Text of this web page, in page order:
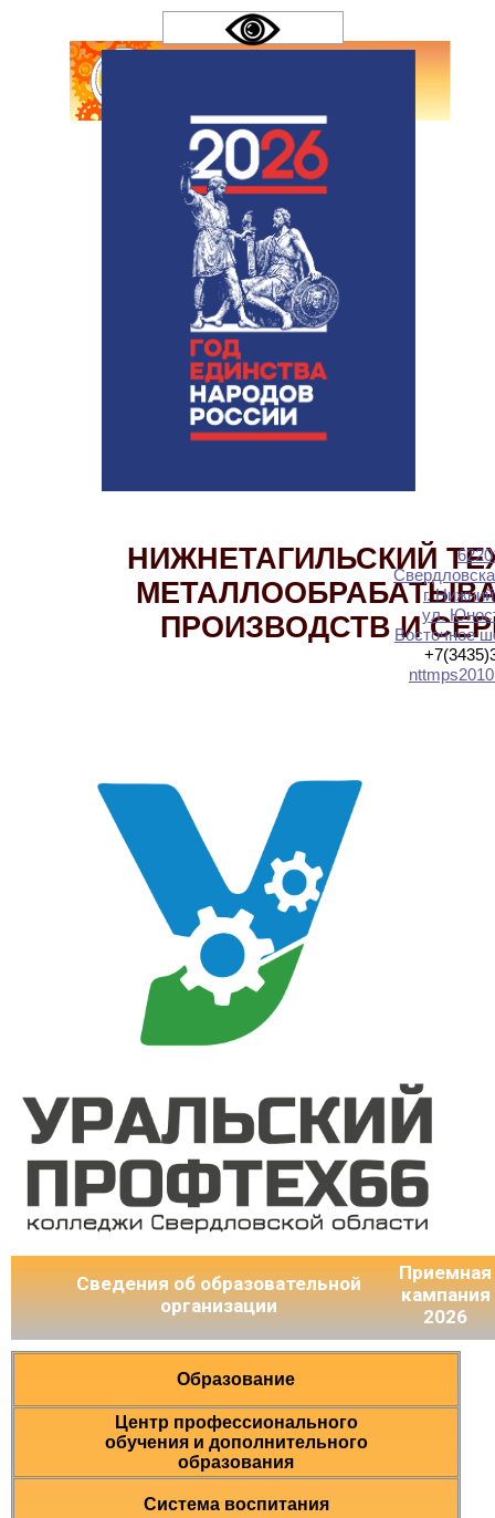
НИЖНЕТАГИЛЬСКИЙ
ПРОИЗВОДСТВ И
г.
ул.
Восточное
Сведения об образовательной
организации
Приемная
кампания
2026
Образование
Центр профессионального
обучения и дополнительного
образования
Система воспитания